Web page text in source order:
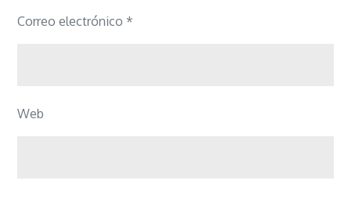
Correo electrónico *
Web